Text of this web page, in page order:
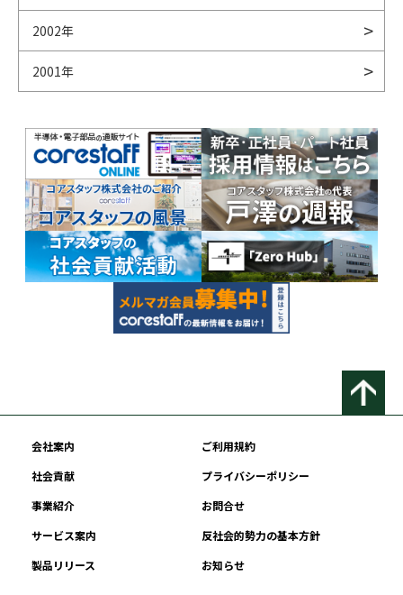
2002年
2001年
会社案内
ご利用規約
社会貢献
プライバシーポリシー
事業紹介
お問合せ
サービス案内
反社会的勢力の基本方針
製品リリース
お知らせ